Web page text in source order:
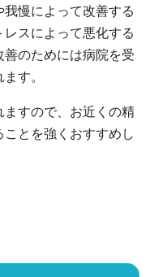
慢によって改善する
スによって悪化する
のためには病院を受
す。
すので、お近くの精
とを強くおすすめし